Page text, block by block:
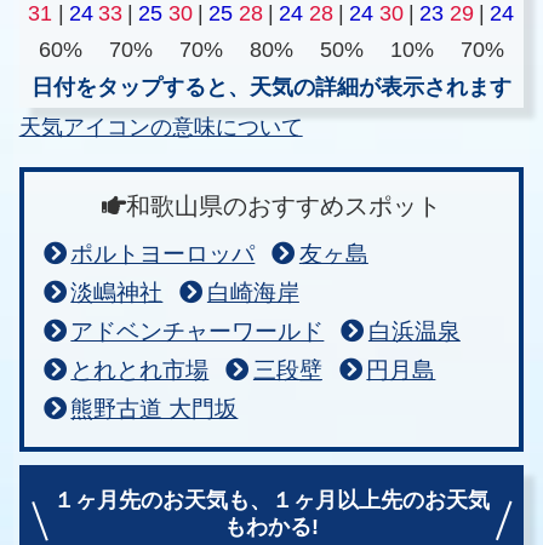
31 24 33 25 30 25 28 24 28 24 30 23 29
24
60%
70% 70% 80% 50% 10%
70%
日付をタップすると、天気の詳細が表示されます
天気アイコンの意味について
和歌山県のおすすめスポット
ポルトヨーロッパ
友ヶ島
淡嶋神社
白崎海岸
アドベンチャーワールド
白浜温泉
とれとれ市場
三段壁
円月島
熊野古道 大門坂
１ヶ月先のお天気も、
１ヶ月以上先のお天気
もわかる!